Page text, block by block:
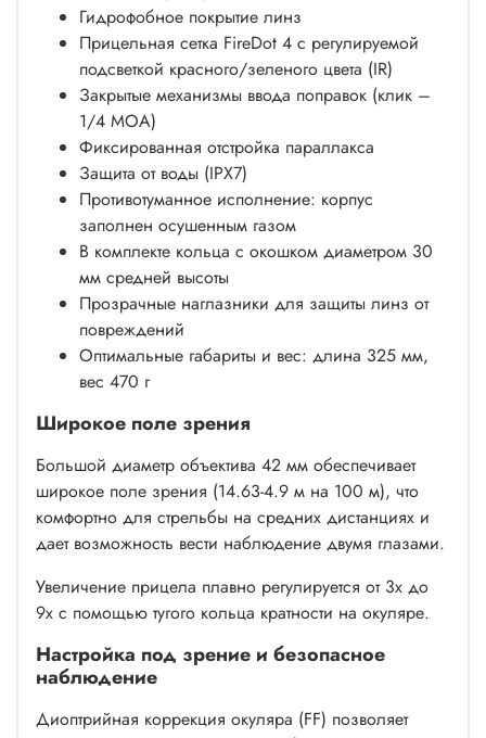
Гидрофобное покрытие линз
Прицельная сетка FireDot 4 с регулируемой
подсветкой красного/зеленого цвета (IR)
Закрытые механизмы ввода поправок (клик –
1/4 МОА)
Фиксированная отстройка параллакса
Защита от воды (IPX7)
Противотуманное исполнение: корпус
заполнен осушенным газом
В комплекте кольца с окошком диаметром 30
мм средней высоты
Прозрачные наглазники для защиты линз от
повреждений
Оптимальные габариты и вес: длина 325 мм,
вес 470 г
Широкое поле зрения
Большой диаметр объектива 42 мм обеспечивает
широкое поле зрения (14.63-4.9 м на 100 м), что
комфортно для стрельбы на средних дистанциях и
дает возможность вести наблюдение двумя глазами.
Увеличение прицела плавно регулируется от 3х до
9х с помощью тугого кольца кратности на окуляре.
Настройка под зрение и безопасное
наблюдение
Диоптрийная коррекция окуляра (FF) позволяет